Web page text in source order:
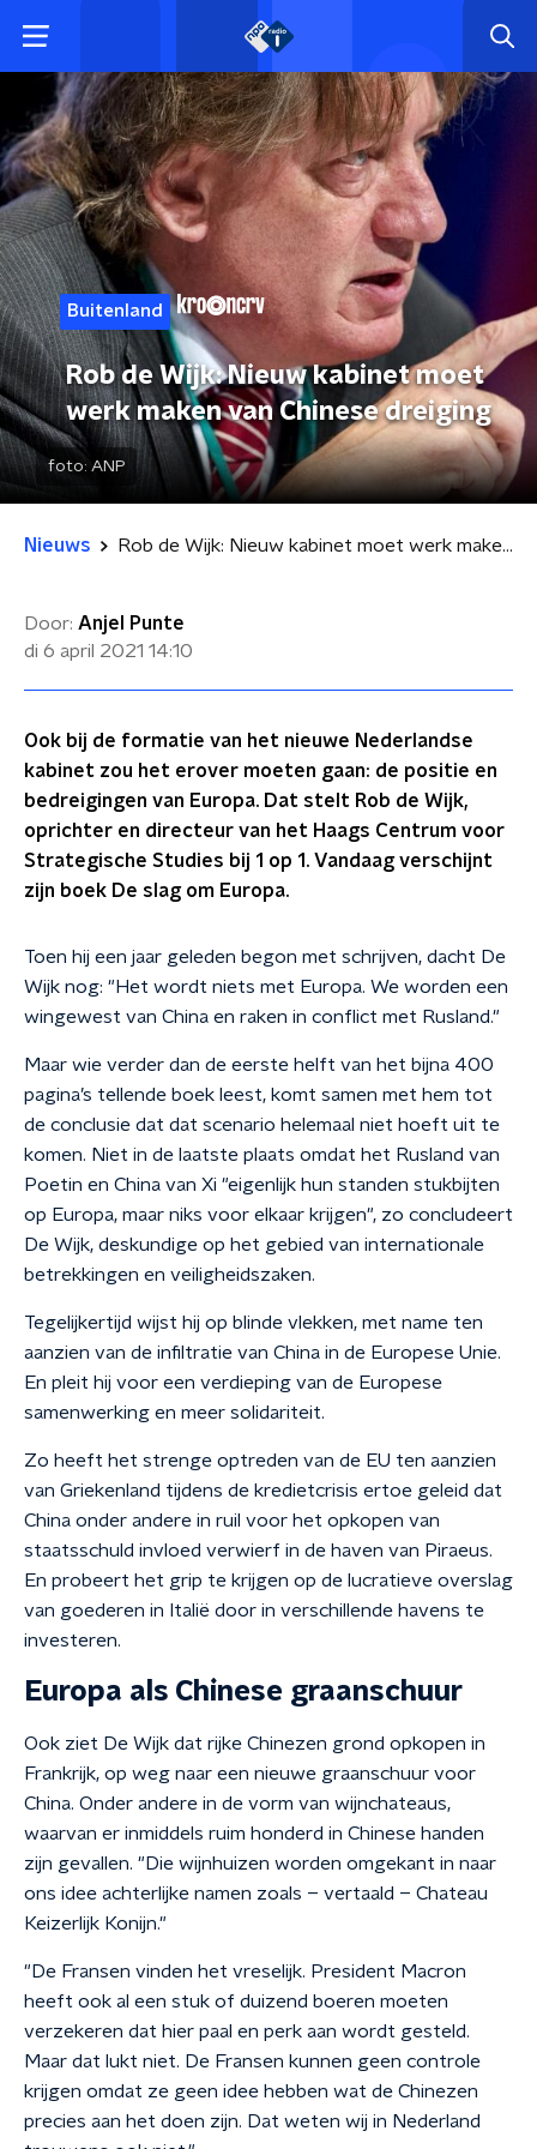
Buitenland
Rob de Wijk: Nieuw kabinet moet
werk maken van Chinese dreiging
foto: ANP
Nieuws Rob de Wijk: Nieuw kabinet moet werk maken van Chinese dreiging
Door: Anjel Punte
di 6 april 2021 14:10
Ook bij de formatie van het nieuwe Nederlandse
kabinet zou het erover moeten gaan: de positie en
bedreigingen van Europa. Dat stelt Rob de Wijk,
oprichter en directeur van het Haags Centrum voor
Strategische Studies bij 1 op 1. Vandaag verschijnt
zijn boek De slag om Europa.
Toen hij een jaar geleden begon met schrijven, dacht De
Wijk nog: "Het wordt niets met Europa. We worden een
wingewest van China en raken in conflict met Rusland."
Maar wie verder dan de eerste helft van het bijna 400
pagina’s tellende boek leest, komt samen met hem tot
de conclusie dat dat scenario helemaal niet hoeft uit te
komen. Niet in de laatste plaats omdat het Rusland van
Poetin en China van Xi "eigenlijk hun standen stukbijten
op Europa, maar niks voor elkaar krijgen", zo concludeert
De Wijk, deskundige op het gebied van internationale
betrekkingen en veiligheidszaken.
Tegelijkertijd wijst hij op blinde vlekken, met name ten
aanzien van de infiltratie van China in de Europese Unie.
En pleit hij voor een verdieping van de Europese
samenwerking en meer solidariteit.
Zo heeft het strenge optreden van de EU ten aanzien
van Griekenland tijdens de kredietcrisis ertoe geleid dat
China onder andere in ruil voor het opkopen van
staatsschuld invloed verwierf in de haven van Piraeus.
En probeert het grip te krijgen op de lucratieve overslag
van goederen in Italië door in verschillende havens te
investeren.
Europa als Chinese graanschuur
Ook ziet De Wijk dat rijke Chinezen grond opkopen in
Frankrijk, op weg naar een nieuwe graanschuur voor
China. Onder andere in de vorm van wijnchateaus,
waarvan er inmiddels ruim honderd in Chinese handen
zijn gevallen. "Die wijnhuizen worden omgekant in naar
ons idee achterlijke namen zoals – vertaald – Chateau
Keizerlijk Konijn."
"De Fransen vinden het vreselijk. President Macron
heeft ook al een stuk of duizend boeren moeten
verzekeren dat hier paal en perk aan wordt gesteld.
Maar dat lukt niet. De Fransen kunnen geen controle
krijgen omdat ze geen idee hebben wat de Chinezen
precies aan het doen zijn. Dat weten wij in Nederland